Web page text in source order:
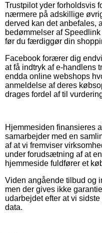
Trustpilot yder forholdsvis
nærmere på adskillige
derved kan det anbefales,
bedømmelser af
før du færdiggør din
Facebook forærer dig
at få indtryk af e-handlens
endda online webshops
anmeldelse af deres
drages fordel af til
Hjemmesiden finansieres
samarbejder med en
af at vi fremviser
under forudsætning af at
hjemmeside fuldfører et
Viden angående tilbud og
men der gives ikke
udarbejdet efter at vi
data.